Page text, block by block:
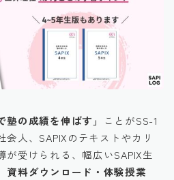
の成績を伸ばす」
ことがSS-1
人、SAPIXのテキストやカリ
受けられる、幅広いSAPIX生
資料ダウンロード・体験授業